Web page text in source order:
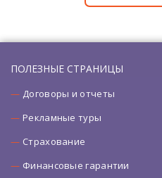
ПОЛЕЗНЫЕ СТРАНИЦЫ
Договоры и отчеты
Рекламные туры
Страхование
Финансовые гарантии